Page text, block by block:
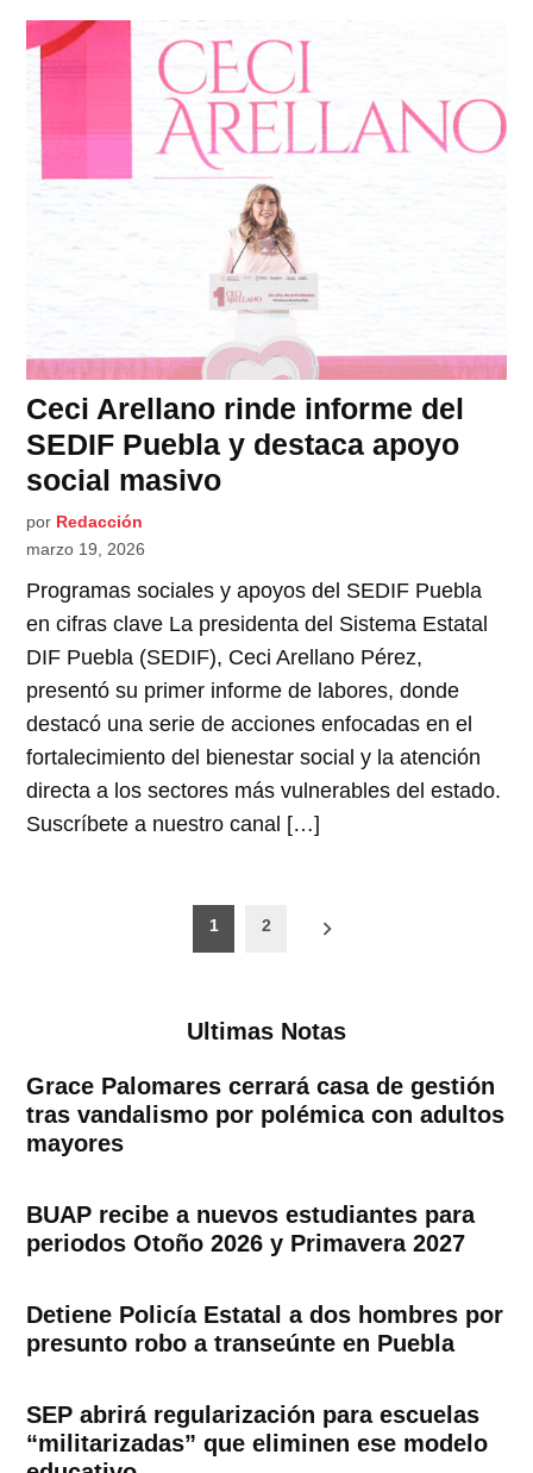
Ceci Arellano rinde informe del
SEDIF Puebla y destaca apoyo
social masivo
por Redacción
marzo 19, 2026
Programas sociales y apoyos del SEDIF Puebla
en cifras clave La presidenta del Sistema Estatal
DIF Puebla (SEDIF), Ceci Arellano Pérez,
presentó su primer informe de labores, donde
destacó una serie de acciones enfocadas en el
fortalecimiento del bienestar social y la atención
directa a los sectores más vulnerables del estado.
Suscríbete a nuestro canal […]
1 2
Ultimas Notas
Grace Palomares cerrará casa de gestión
tras vandalismo por polémica con adultos
mayores
BUAP recibe a nuevos estudiantes para
periodos Otoño 2026 y Primavera 2027
Detiene Policía Estatal a dos hombres por
presunto robo a transeúnte en Puebla
SEP abrirá regularización para escuelas
“militarizadas” que eliminen ese modelo